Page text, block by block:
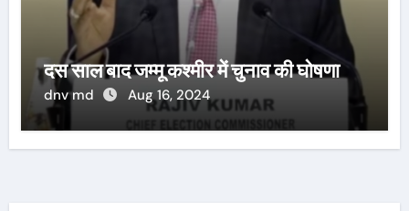
दस साल बाद जम्मू कश्मीर में चुनाव की घोषणा
dnv md Aug 16, 2024